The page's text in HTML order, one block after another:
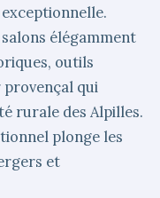
élégamment
outils
qui
rurale des Alpilles.
plonge les
et